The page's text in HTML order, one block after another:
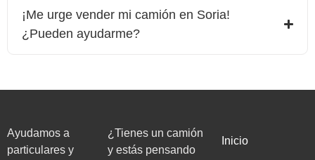
¡Me urge vender mi camión en Soria!
¿Pueden ayudarme?
Ayudamos a
particulares y
¿Tienes un camión
y estás pensando
Inicio